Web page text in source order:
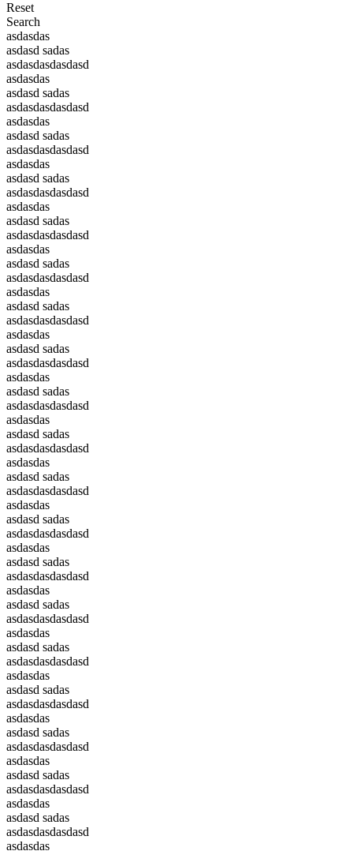
Reset
Search
asdasdas
asdasd sadas
asdasdasdasdasd
asdasdas
asdasd sadas
asdasdasdasdasd
asdasdas
asdasd sadas
asdasdasdasdasd
asdasdas
asdasd sadas
asdasdasdasdasd
asdasdas
asdasd sadas
asdasdasdasdasd
asdasdas
asdasd sadas
asdasdasdasdasd
asdasdas
asdasd sadas
asdasdasdasdasd
asdasdas
asdasd sadas
asdasdasdasdasd
asdasdas
asdasd sadas
asdasdasdasdasd
asdasdas
asdasd sadas
asdasdasdasdasd
asdasdas
asdasd sadas
asdasdasdasdasd
asdasdas
asdasd sadas
asdasdasdasdasd
asdasdas
asdasd sadas
asdasdasdasdasd
asdasdas
asdasd sadas
asdasdasdasdasd
asdasdas
asdasd sadas
asdasdasdasdasd
asdasdas
asdasd sadas
asdasdasdasdasd
asdasdas
asdasd sadas
asdasdasdasdasd
asdasdas
asdasd sadas
asdasdasdasdasd
asdasdas
asdasd sadas
asdasdasdasdasd
asdasdas